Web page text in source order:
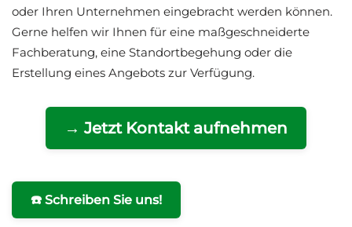
oder Ihren Unternehmen eingebracht werden können.
Gerne helfen wir Ihnen für eine maßgeschneiderte
Fachberatung, eine Standortbegehung oder die
Erstellung eines Angebots zur Verfügung.
→ Jetzt Kontakt aufnehmen
☎️ Schreiben Sie uns!